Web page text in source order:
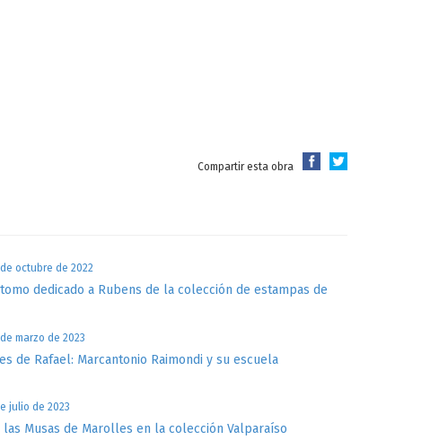
Compartir esta obra
octubre de 2022
dedicado a Rubens de la colección de estampas de
marzo de 2023
de Rafael: Marcantonio Raimondi y su escuela
julio de 2023
las Musas de Marolles en la colección Valparaíso